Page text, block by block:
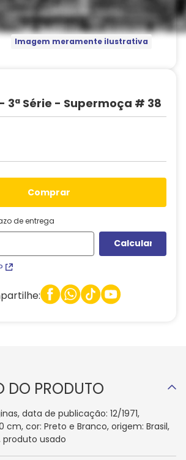
Imagem meramente ilustrativa
3ª Série - Supermoça # 38
comprar
de entrega
DO PRODUTO
data de publicação: 12/1971,
cm, cor: Preto e Branco, origem: Brasil,
produto usado